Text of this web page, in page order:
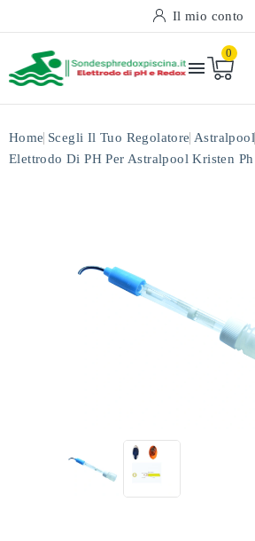
Il mio conto

0
Home Scegli Il Tuo Regolatore Astralpool
Elettrodo Di PH Per Astralpool Kristen Ph